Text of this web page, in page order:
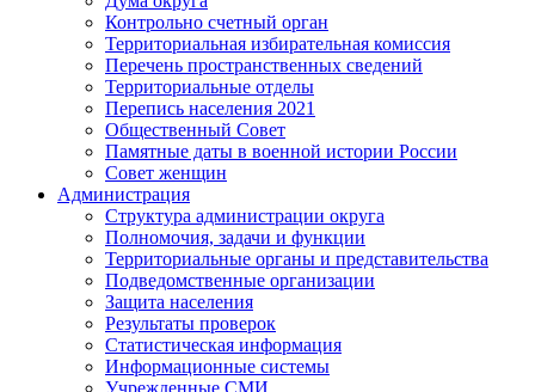
Контрольно счетный орган
Территориальная избирательная комиссия
Перечень пространственных сведений
Территориальные отделы
Перепись населения 2021
Общественный Совет
Памятные даты в военной истории России
Совет женщин
Администрация
Структура администрации округа
Полномочия, задачи и функции
Территориальные органы и представительства
Подведомственные организации
Защита населения
Результаты проверок
Статистическая информация
Информационные системы
Учрежденные СМИ